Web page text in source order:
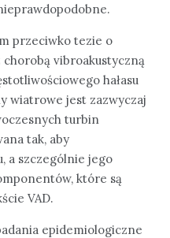
przeciwko tezie o
vibroakustyczną
hałasu
wiatrowe jest zazwyczaj
turbin
tak, aby
a szczególnie jego
które są
VAD.
epidemiologiczne